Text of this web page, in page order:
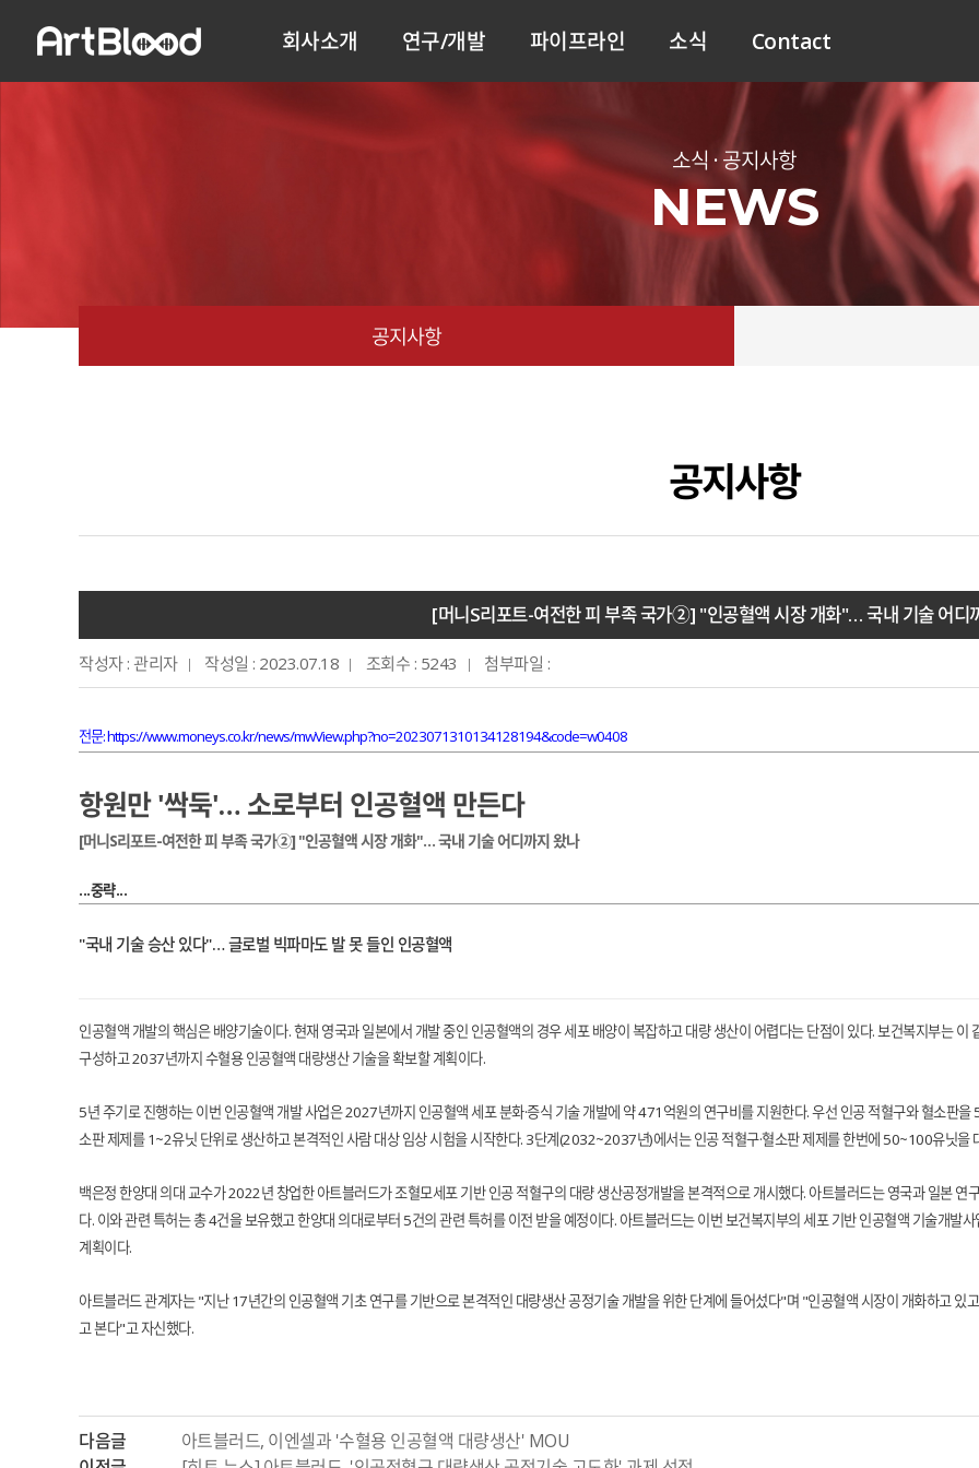
회사소개 연구/개발 파이프라인 소식 Contact
소식 · 공지사항
NEWS
공지사항
공지사항
[머니S리포트-여전한 피 부족 국가②] "인공혈액 시장 개화"… 국내 기술 어디
작성자 : 관리자 작성일 : 2023.07.18 조회수 : 5243 첨부파일 :
전문:https://www.moneys.co.kr/news/mwView.php?no=2023071310134128194&code=w0408
항원만 '싹둑'… 소로부터 인공혈액 만든다
[머니S리포트-여전한 피 부족 국가②] "인공혈액 시장 개화"… 국내 기술 어디까지 왔나
...중략...
"국내 기술 승산 있다"… 글로벌 빅파마도 발 못 들인 인공혈액
인공혈액 개발의 핵심은 배양기술이다. 현재 영국과 일본에서 개발 중인 인공혈액의 경우 세포 배양이 복잡하고 대량 생산이 어렵다는 단점이 있다. 보건복지부는
구성하고 2037년까지 수혈용 인공혈액 대량생산 기술을 확보할 계획이다.
5년 주기로 진행하는 이번 인공혈액 개발 사업은 2027년까지 인공혈액 세포 분화·증식 기술 개발에 약 471억원의 연구비를 지원한다. 우선 인공 적혈구와 혈소
소판 제제를 1~2유닛 단위로 생산하고 본격적인 사람 대상 임상 시험을 시작한다. 3단계(2032~2037년)에서는 인공 적혈구·혈소판 제제를 한번에 50~100유닛을
백은정 한양대 의대 교수가 2022년 창업한 아트블러드가 조혈모세포 기반 인공 적혈구의 대량 생산공정개발을 본격적으로 개시했다. 아트블러드는 영국과 일본
다. 이와 관련 특허는 총 4건을 보유했고 한양대 의대로부터 5건의 관련 특허를 이전 받을 예정이다. 아트블러드는 이번 보건복지부의 세포 기반 인공혈액 기술개
계획이다.
아트블러드 관계자는 "지난 17년간의 인공혈액 기초 연구를 기반으로 본격적인 대량생산 공정기술 개발을 위한 단계에 들어섰다"며 "인공혈액 시장이 개화하고 있
고 본다"고 자신했다.
다음글
아트블러드, 이엔셀과 '수혈용 인공혈액 대량생산' MOU